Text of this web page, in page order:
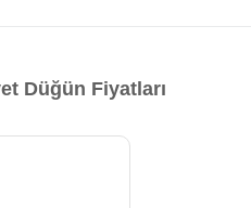
Düğün Fiyatları